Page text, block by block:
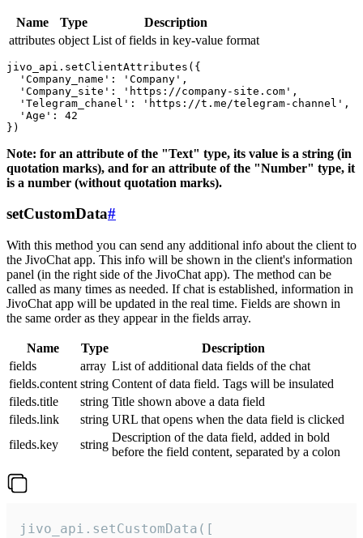
Name Type
Description
attributes object List of fields in key-value format
jivo_api.setClientAttributes({
  'Company_name': 'Company',
  'Company_site': 'https://company-site.com',
  'Telegram_chanel': 'https://t.me/telegram-channel',
  'Age': 42
Note: for an attribute of the "Text" type, its value is a string (in
quotation marks), and for an attribute of the "Number" type, it
is a number (without quotation marks).
setCustomData#
With this method you can send any additional info about the client to
the JivoChat app. This info will be shown in the client's information
panel (in the right side of the JivoChat app). The method can be
called as many times as needed. If chat is established, information in
JivoChat app will be updated in the real time. Fields are shown in
the same order as they appear in the fields array.
Name Type
Description
fields
array List of additional data fields of the chat
fields.content string Content of data field. Tags will be insulated
fileds.title
string Title shown above a data field
fileds.link
string URL that opens when the data field is clicked
fileds.key
string
Description of the data field, added in bold
before the field content, separated by a colon
jivo_api.setCustomData([